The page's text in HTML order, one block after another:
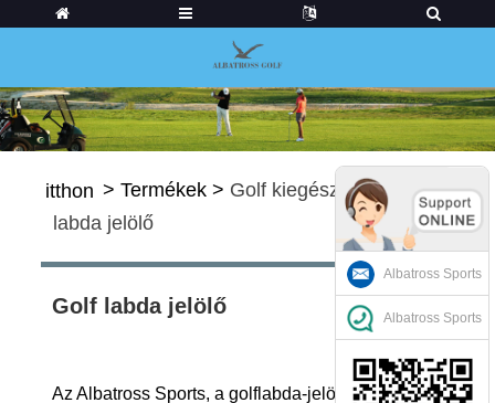
itthon > Termékek > Golf kiegészítők>
Golf
labda jelölő
Golf labda jelölő
Az Albatross Sports, a golflabda-jelölők gyártója
Albatross Sports
Albatross Sports